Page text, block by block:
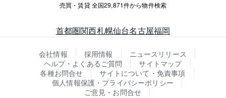
売買・賃貸 全国29,871件から物件検索
首都圏関西札幌仙台名古屋福岡
会社情報 採用情報
ニュースリリース
ヘルプ・よくあるご質問
サイトマップ
各種お問合せ
サイトについて・免責事項
個人情報保護・プライバシーポリシー
ご意見・お問合せ